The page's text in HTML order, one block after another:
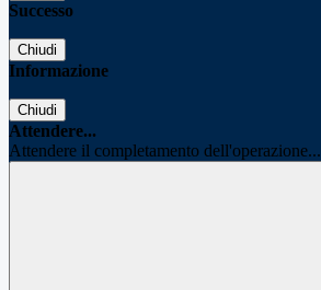
Successo
Chiudi
Informazione
Chiudi
Attendere...
Attendere il completamento dell'operazione...